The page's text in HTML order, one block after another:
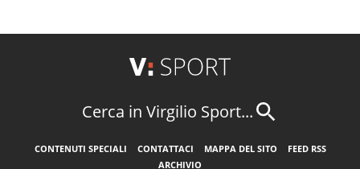
Cerca in Virgilio Sport...
CONTENUTI SPECIALI CONTATTACI MAPPA DEL SITO
FEED RSS
ARCHIVIO